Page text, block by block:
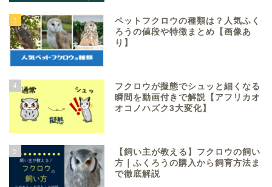
3
ペットフクロウの種類は？人気ふく
ろうの値段や特徴まとめ【画像あ
り】
4
フクロウが擬態でシュッと細くなる
瞬間を動画付きで解説【アフリカオ
オコノハズク3大変化】
5
【飼い主が教える】フクロウの飼い
方｜ふくろうの購入から飼育方法ま
で徹底解説